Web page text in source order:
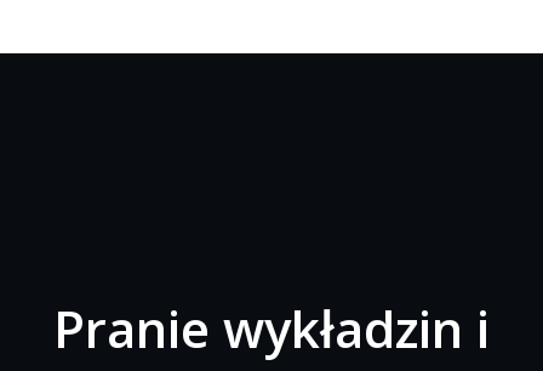
Pranie wykładzin i